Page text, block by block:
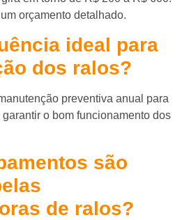
orçamento detalhado.
ideal para
dos ralos?
preventiva anual para
o bom funcionamento dos
são
de ralos?